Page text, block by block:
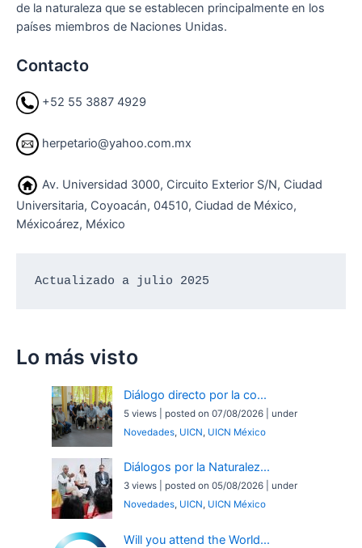
de la naturaleza que se establecen principalmente en los
países miembros de Naciones Unidas.
Contacto
+52 55 3887 4929
herpetario@yahoo.com.mx
Av. Universidad 3000, Circuito Exterior S/N, Ciudad
Universitaria, Coyoacán, 04510, Ciudad de México,
Méxicoárez, México
Actualizado a julio 2025
Lo más visto
Diálogo directo por la co...
5 views posted on 07/08/2026
under
Novedades, UICN, UICN México
Diálogos por la Naturalez...
3 views posted on 05/08/2026
under
Novedades, UICN, UICN México
Will you attend the World...